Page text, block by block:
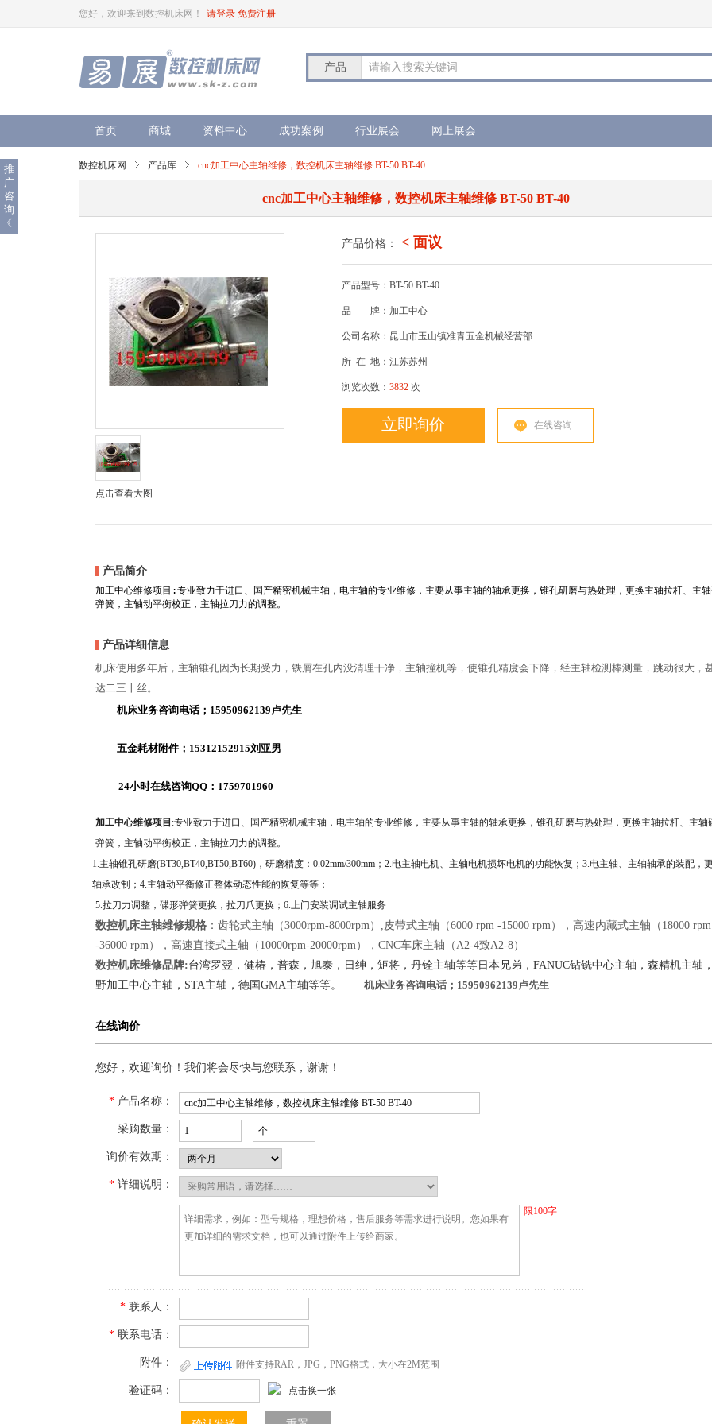
您好，欢迎来到数控机床网！ 请登录 免费注册
产品 请输入搜索关键词
首页 商城 资料中心 成功案例 行业展会 网上展会
数控机床网 产品库 cnc加工中心主轴维修，数控机床主轴维修 BT-50 BT-40
cnc加工中心主轴维修，数控机床主轴维修 BT-50 BT-40
点击查看大图
产品价格： < 面议
产品型号：BT-50 BT-40
品 牌：加工中心
公司名称：昆山市玉山镇准青五金机械经营部
所 在 地：江苏苏州
浏览次数： 3832 次
立即询价 在线咨询
产品简介
加工中心维修项目:专业致力于进口、国产精密机械主轴，电主轴的专业维修，主要从事主轴的轴承更换，锥孔研磨与热处理，更换主轴拉杆、主
弹簧，主轴动平衡校正，主轴拉刀力的调整。
产品详细信息
机床使用多年后，主轴锥孔因为长期受力，铁屑在孔内没清理干净，主轴撞机等，使锥孔精度会下降，经主轴检测棒测量，跳动很大，
达二三十丝。
机床业务咨询电话； 15950962139 卢先生
五金耗材附件； 15312152915刘亚男
24小时在线咨询QQ ： 1759701960
加工中心维修项目 :专业致力于进口、国产精密机械主轴，电主轴的专业维修，主要从事主轴的轴承更换，锥孔研磨与热处理，更换主轴拉杆、主轴
弹簧，主轴动平衡校正，主轴拉刀力的调整。
1. 主轴锥孔研磨(BT30,BT40,BT50,BT60)，研磨精度：0.02mm/300mm；2.电主轴电机、主轴电机损坏电机的功能恢复；3.电主轴、主轴轴承的装配，
轴承改制；4.主轴动平衡修正整体动态性能的恢复等等；
5. 拉刀力调整，碟形弹簧更换，拉刀爪更换；6.上门安装调试主轴服务
数控机床主轴维修规格 ：齿轮式主轴（3000rpm-8000rpm）,皮带式主轴（6000 rpm -15000 rpm），高速内藏式主轴（18000 rpm
-36000 rpm），高速直接式主轴（10000rpm-20000rpm），CNC车床主轴（A2-4致A2-8）
数控机床维修品牌:台湾罗翌，健椿，普森，旭泰，日绅，矩将，丹铨主轴等等日本兄弟， FANUC钻铣中心主轴，森精机主轴
野加工中心主轴， STA主轴，德国GMA主轴等等。 机床业务咨询电话； 15950962139 卢先生
在线询价
您好，欢迎询价！我们将会尽快与您联系，谢谢！
* 产品名称：
采购数量：
询价有效期：
* 详细说明：
限100字
* 联系人：
* 联系电话：
附件： 附件支持RAR，JPG，PNG格式，大小在2M范围
验证码： 点击换一张
推
广
咨
询
《